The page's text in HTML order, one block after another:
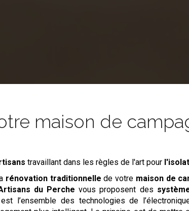
maison de
travaillant dans les règles de l'art pour
rénovation traditionnelle de votre maison de
du Perche vous proposent des
l’ensemble des technologies de